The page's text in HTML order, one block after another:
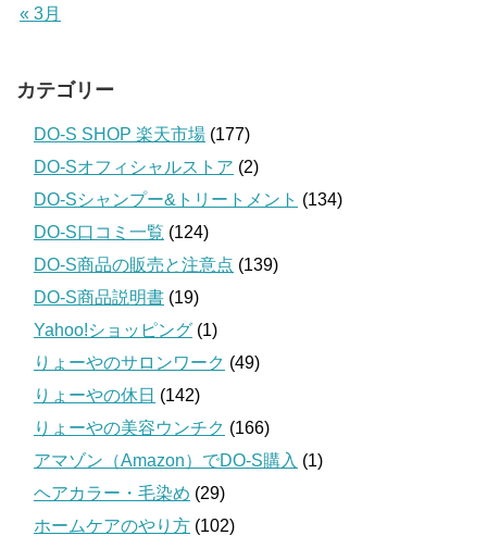
« 3月
カテゴリー
DO-S SHOP 楽天市場 (177)
DO-Sオフィシャルストア (2)
DO-Sシャンプー&トリートメント (134)
DO-S口コミ一覧 (124)
DO-S商品の販売と注意点 (139)
DO-S商品説明書 (19)
Yahoo!ショッピング (1)
りょーやのサロンワーク (49)
りょーやの休日 (142)
りょーやの美容ウンチク (166)
アマゾン（Amazon）でDO-S購入 (1)
ヘアカラー・毛染め (29)
ホームケアのやり方 (102)